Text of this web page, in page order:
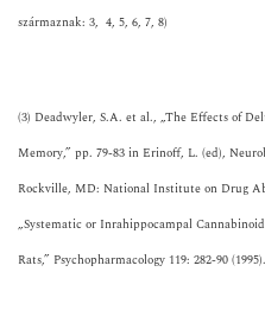
származnak: 3, 4, 5, 6, 7, 8)
(3) Deadwyler, S.A. et al., „The Effects of
Memory,” pp. 79-83 in Erinoff, L. (ed),
Rockville, MD: National Institute on Drug
„Systematic or Inrahippocampal
Rats,” Psychopharmacology 119: 282-90 (1995).